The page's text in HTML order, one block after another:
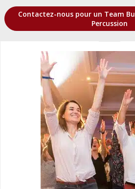
Contactez-nous pour un Team
Percussion